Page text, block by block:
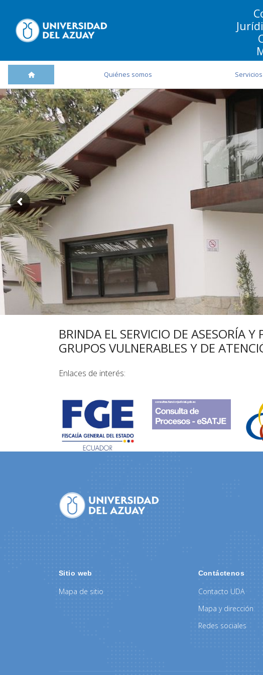
Quiénes somos Servicios
BRINDA EL SERVICIO DE ASESORÍA
GRUPOS VULNERABLES Y DE
Enlaces de interés:
Sitio web
Mapa de sitio
Contáctenos
Contacto UDA
Mapa y dirección
Redes sociales